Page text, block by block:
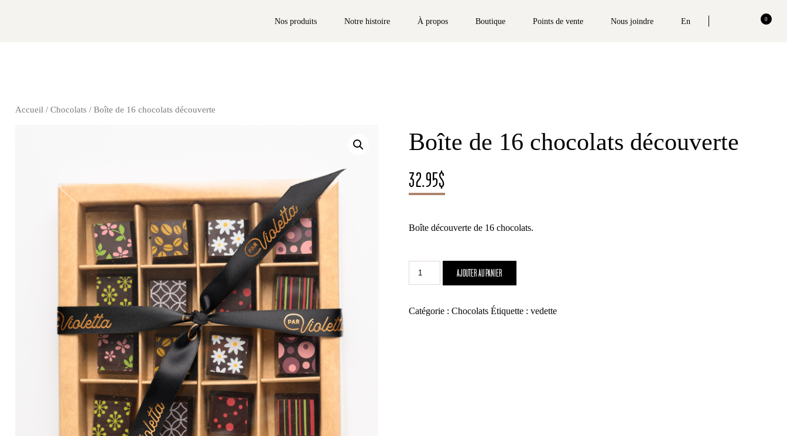
Nos produits Notre histoire À propos Boutique Points de vente Nous joindre En 0
Accueil / Chocolats / Boîte de 16 chocolats découverte
Boîte de 16 chocolats découverte
32.95$
Boîte découverte de 16 chocolats.
de
AJOUTER AU PANIER
Catégorie : Chocolats Étiquette : vedette